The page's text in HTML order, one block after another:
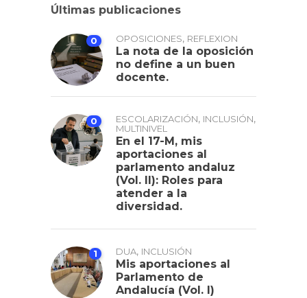
Últimas publicaciones
0 OPOSICIONES, REFLEXION
La nota de la oposición
no define a un buen
docente.
0 ESCOLARIZACIÓN, INCLUSIÓN,
MULTINIVEL
En el 17-M, mis
aportaciones al
parlamento andaluz
(Vol. II): Roles para
atender a la
diversidad.
1 DUA, INCLUSIÓN
Mis aportaciones al
Parlamento de
Andalucía (Vol. I)